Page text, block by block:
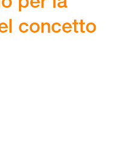
concetto